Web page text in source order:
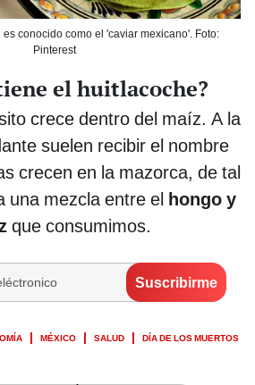
conocido como el 'caviar mexicano'. Foto:
Pinterest
el huitlacoche?
crece dentro del maíz. A la
suelen recibir el nombre
crecen en la mazorca, de tal
una mezcla entre el hongo y
que consumimos.
MÉXICO SALUD
DÍA DE LOS MUERTOS